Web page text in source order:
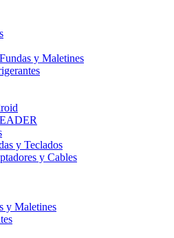
y Maletines
y Teclados
y Cables
y Maletines